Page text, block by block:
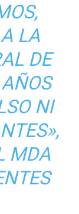
LA
DE
NI
MDA